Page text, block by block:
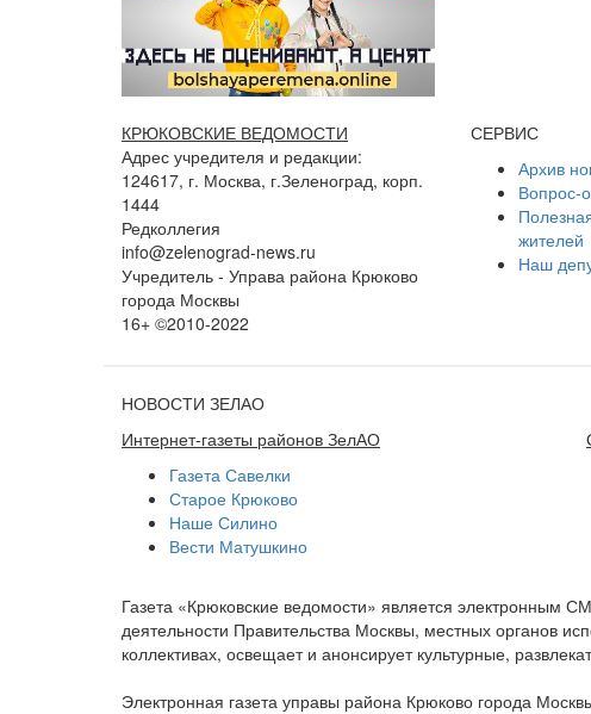
КРЮКОВСКИЕ ВЕДОМОСТИ
Адрес учредителя и редакции:
124617, г. Москва, г.Зеленоград, корп.
1444
Редколлегия
info@zelenograd-news.ru
Учредитель - Управа района Крюково
города Москвы
16+ ©2010-2022
СЕРВИС
Архив
Вопрос-
жителей
Наш
НОВОСТИ ЗЕЛАО
Интернет-газеты районов ЗелАО
Газета Савелки
Старое Крюково
Наше Силино
Вести Матушкино
Газета «Крюковские ведомости» является электронным
деятельности Правительства Москвы, местных органов
коллективах, освещает и анонсирует культурные,
Электронная газета управы района Крюково города